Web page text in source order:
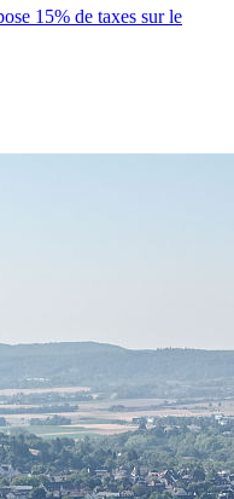
15% de taxes sur le